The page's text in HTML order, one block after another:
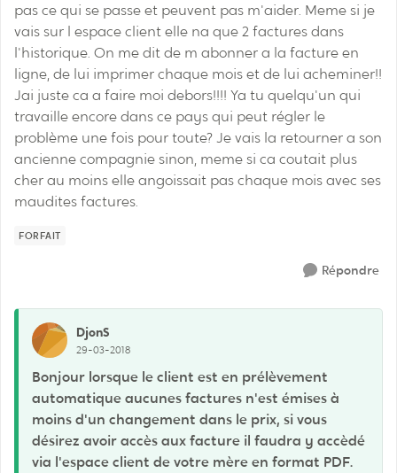
pas ce qui se passe et peuvent pas m'aider. Meme si je
vais sur l espace client elle na que 2 factures dans
l'historique. On me dit de m abonner a la facture en
ligne, de lui imprimer chaque mois et de lui acheminer!!
Jai juste ca a faire moi debors!!!! Ya tu quelqu'un qui
travaille encore dans ce pays qui peut régler le
problème une fois pour toute? Je vais la retourner a son
ancienne compagnie sinon, meme si ca coutait plus
cher au moins elle angoissait pas chaque mois avec ses
maudites factures.
FORFAIT
Répondre
DjonS
29-03-2018
Bonjour lorsque le client est en prélèvement
automatique aucunes factures n'est émises à
moins d'un changement dans le prix, si vous
désirez avoir accès aux facture il faudra y accèdé
via l'espace client de votre mère en format PDF.